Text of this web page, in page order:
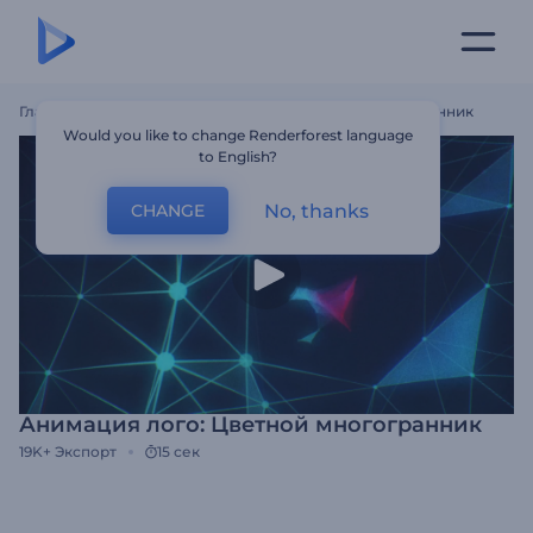
Главная Анимация Лого: Цветной Многогранник
Анимация лого: Цветной многогранник
19K+ Экспорт 15 сек
Would you like to change Renderforest language
to English?
CHANGE No, thanks